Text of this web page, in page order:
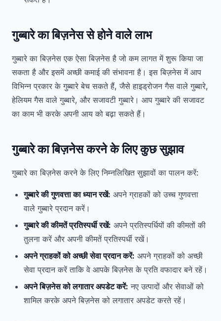
गुब्बारे का बिज़नेस से होने वाले लाभ
गुब्बारे का बिज़नेस एक ऐसा बिज़नेस है जो कम लागत में शुरू किया जा
सकता है और इसमें अच्छी कमाई की संभावना है। इस बिज़नेस में आप
विभिन्न प्रकार के गुब्बारे बेच सकते हैं, जैसे हाइड्रोजन गैस वाले गुब्बारे,
हेलियम गैस वाले गुब्बारे, और सजावटी गुब्बारे। आप गुब्बारे की सजावट
का काम भी करके अपनी आय को बढ़ा सकते हैं।
गुब्बारे का बिज़नेस करने के लिए कुछ सुझाव
गुब्बारे का बिज़नेस करने के लिए निम्नलिखित सुझावों का पालन करें:
गुब्बारे की गुणवत्ता का ध्यान रखें: अपने ग्राहकों को उच्च गुणवत्ता
वाले गुब्बारे प्रदान करें।
गुब्बारे की कीमतें प्रतिस्पर्धी रखें: अपने प्रतिस्पर्धियों की कीमतों की
तुलना करें और अपनी कीमतें प्रतिस्पर्धी रखें।
अपने ग्राहकों को अच्छी सेवा प्रदान करें: अपने ग्राहकों को अच्छी
सेवा प्रदान करें ताकि वे आपके बिज़नेस के प्रति वफादार बने रहें।
अपने बिज़नेस को लगातार अपडेट करें: नए उत्पादों और सेवाओं को
शामिल करके अपने बिज़नेस को लगातार अपडेट करते रहें।